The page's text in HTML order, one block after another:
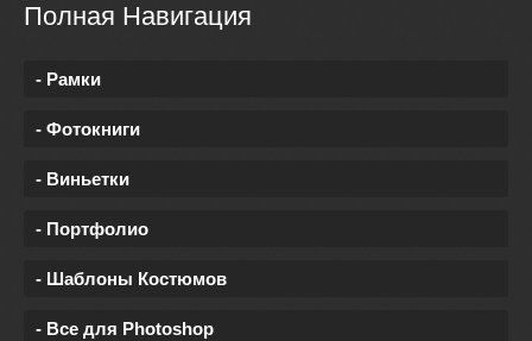
Полная Навигация
- Рамки
- Фотокниги
- Виньетки
- Портфолио
- Шаблоны Костюмов
- Все для Photoshop